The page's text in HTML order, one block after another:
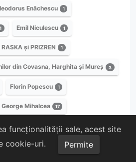
Enăchescu 1
1 Emil Niculescu 1
și PRIZREN 1
din Covasna, Harghita și Mureș 3
Florin Popescu 1
George Mihalcea 17
Părintele Gheorghe Calciu
Grănicerul 1
funcționalității sale, acest site
cookie-uri.
Permite